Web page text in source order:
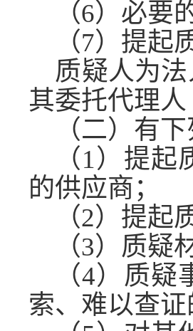
（6）必要
（7）提起
质疑人为
其委托代理
（二）有
（1）提起
的供应商；
（2）提起
（3）质疑
（4）质疑
索、难以查证